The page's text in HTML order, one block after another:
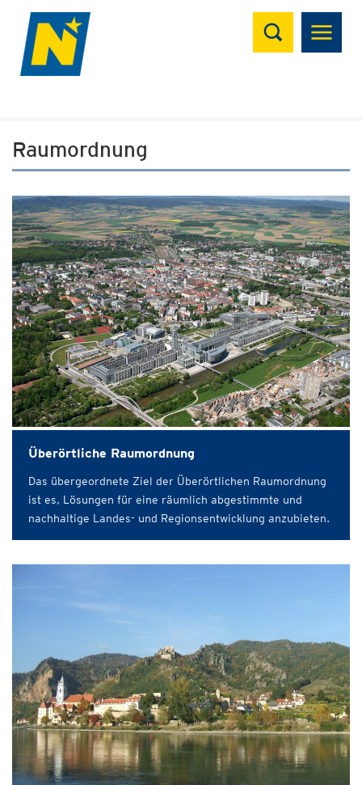
Suchen
Raumordnung
Überörtliche Raumordnung
Das übergeordnete Ziel der Überörtlichen Raumordnung
ist es, Lösungen für eine räumlich abgestimmte und
nachhaltige Landes- und Regionsentwicklung anzubieten.